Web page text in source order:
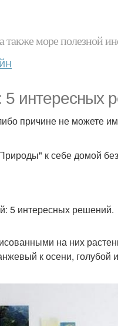
также море полезной
5 интересных
причине не можете
к себе домой
на них
к осени, голубой